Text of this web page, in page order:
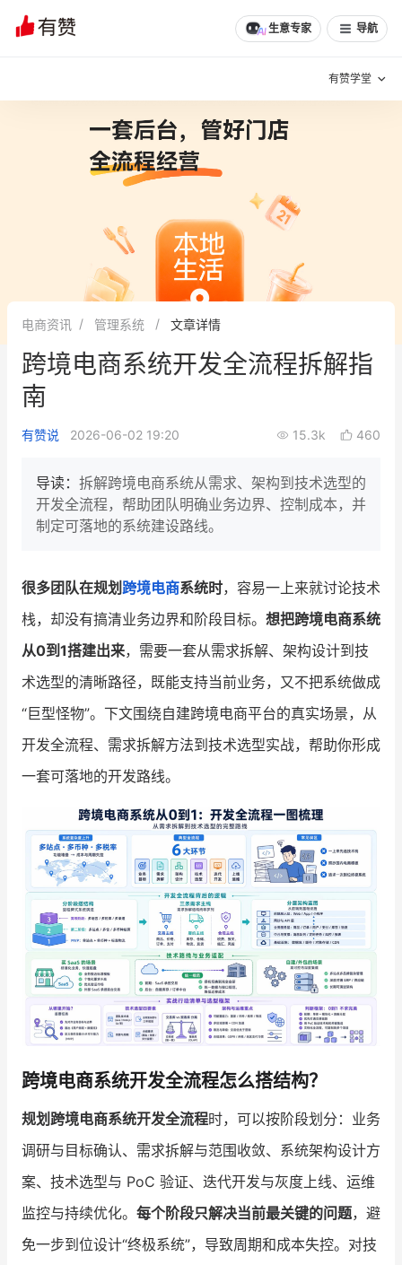
生意专家 导航
有赞学堂
增长方法
有赞专家说
新零售最佳实践
面对面聊增长
增长产品指南
产品更新动态 帮助中心
品牌消费观 行业报告
新零售资讯
增长俱乐部
增长俱乐部 有赞商盟
商家社区 社群交流
合作共进
入驻有赞 认证代理商
认证服务商
有赞云 数据通服务
电商资讯 管理系统 文章详情
跨境电商系统开发全流程拆解指
南
有赞说 2026-06-02 19:20 15.3k 460
导读： 拆解跨境电商系统从需求、架构到技术选型的
开发全流程，帮助团队明确业务边界、控制成本，并
制定可落地的系统建设路线。
很多团队在规划跨境电商系统时，容易一上来就讨论技术
栈，却没有搞清业务边界和阶段目标。 想把跨境电商系统
从0到1搭建出来，需要一套从需求拆解、架构设计到技
术选型的清晰路径，既能支持当前业务，又不把系统做成
“巨型怪物”。下文围绕自建跨境电商平台的真实场景，从
开发全流程、需求拆解方法到技术选型实战，帮助你形成
一套可落地的开发路线。
跨境电商系统开发全流程怎么搭结构？
规划跨境电商系统开发全流程时，可以按阶段划分：业务
调研与目标确认、需求拆解与范围收敛、系统架构设计方
案、技术选型与 PoC 验证、迭代开发与灰度上线、运维
监控与持续优化。 每个阶段只解决当前最关键的问题，避
免一步到位设计“终极系统”，导致周期和成本失控。对技